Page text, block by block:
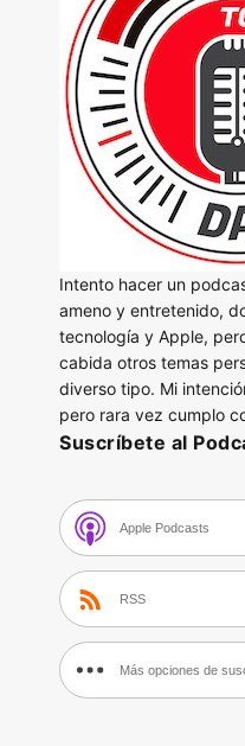
Intento hacer un
ameno y entretenido,
tecnología y Apple,
cabida otros temas
diverso tipo. Mi
pero rara vez cumplo
Suscríbete al
Apple Podcasts
RSS
Más opciones de